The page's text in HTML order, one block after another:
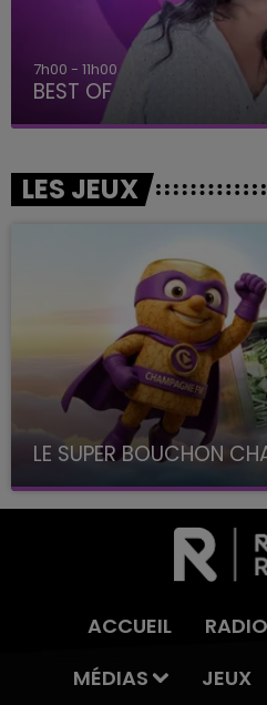
7h00 - 11h00
BEST OF
LES JEUX
LE SUPER BOUCHON
avec La Famille
ACCUEIL RADIO
MÉDIAS
JEUX